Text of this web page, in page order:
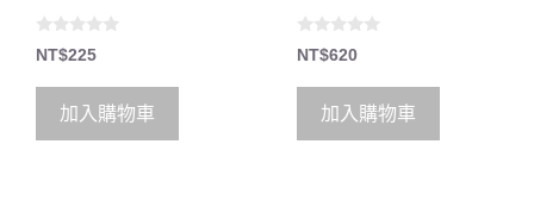
0
o
5
NT$225
加入購物車
0
o
5
NT$620
加入購物車